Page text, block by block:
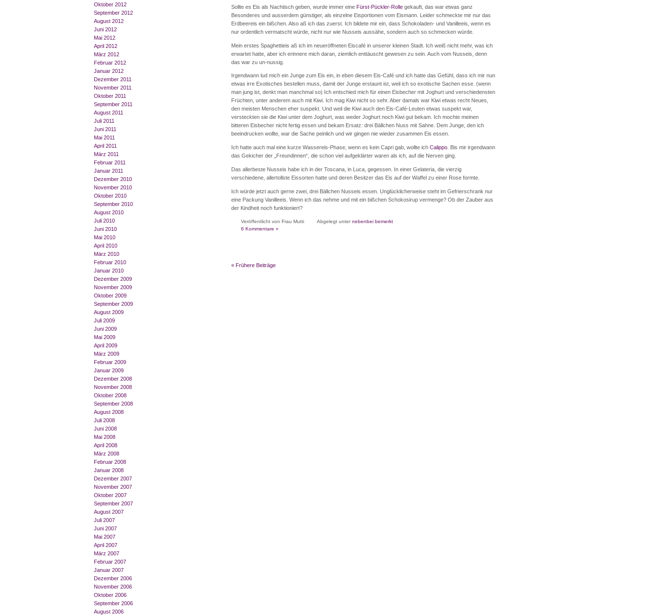
Oktober 2012
September 2012
August 2012
Juni 2012
Mai 2012
April 2012
März 2012
Februar 2012
Januar 2012
Dezember 2011
November 2011
Oktober 2011
September 2011
August 2011
Juli 2011
Juni 2011
Mai 2011
April 2011
März 2011
Februar 2011
Januar 2011
Dezember 2010
November 2010
Oktober 2010
September 2010
August 2010
Juli 2010
Juni 2010
Mai 2010
April 2010
März 2010
Februar 2010
Januar 2010
Dezember 2009
November 2009
Oktober 2009
September 2009
August 2009
Juli 2009
Juni 2009
Mai 2009
April 2009
März 2009
Februar 2009
Januar 2009
Dezember 2008
November 2008
Oktober 2008
September 2008
August 2008
Juli 2008
Juni 2008
Mai 2008
April 2008
März 2008
Februar 2008
Januar 2008
Dezember 2007
November 2007
Oktober 2007
September 2007
August 2007
Juli 2007
Juni 2007
Mai 2007
April 2007
März 2007
Februar 2007
Januar 2007
Dezember 2006
November 2006
Oktober 2006
September 2006
August 2006
Sollte es Eis als Nachtisch geben, wurde immer eine Fürst-Pückler-Rollegekauft, das war etwas ganz
Besonderes und ausserdem günstiger, als einzelne Eisportionen vom Eismann. Leider schmeckte mir nur das
Erdbeereis ein bißchen. Also aß ich das zuerst. Ich bildete mir ein, dass Schokoladen- und Vanilleeis, wenn es
nur ordentlich vermatscht würde, nicht nur wie Nusseis aussähe, sondern auch so schmecken würde.
Mein erstes Spaghettieis aß ich im neueröffneten Eiscafé in unserer kleinen Stadt. Ich weiß nicht mehr, was ich
erwartet hatte, aber ich erinnere mich daran, ziemlich enttäuscht gewesen zu sein. Auch vom Nusseis, denn
das war zu un-nussig.
Irgendwann lud mich ein Junge zum Eis ein, in eben diesem Eis-Café und ich hatte das Gefühl, dass ich mir nun
etwas irre Exotisches bestellen muss, damit der Junge erstaunt ist, weil ich so exotische Sachen esse. (wenn
man jung ist, denkt man manchmal so) Ich entschied mich für einen Eisbecher mit Joghurt und verschiedensten
Früchten, unter anderem auch mit Kiwi. Ich mag Kiwi nicht so sehr. Aber damals war Kiwi etwas recht Neues,
den meisten Menschen eher suspekt. Und weil die Kiwi auch den Eis-Café-Leuten etwas suspekt war,
versteckten sie die Kiwi unter dem Joghurt, was weder Joghurt noch Kiwi gut bekam. Ich mochte meinen
bitteren Eisbecher nicht fertig essen und bekam Ersatz: drei Bällchen Nuss mit Sahne. Dem Junge, den ich
beeindrucken wollte, war die Sache peinlich und wir gingen nie wieder zusammen Eis essen.
Ich hatte auch mal eine kurze Wassereis-Phase, wenn es kein Capri gab, wollte ich Calippo. Bis mir irgendwann
das Gekicher der „Freundinnen“, die schon viel aufgeklärter waren als ich, auf die Nerven ging.
Das allerbeste Nusseis habe ich in der Toscana, in Luca, gegessen. In einer Gelateria, die vierzig
verschiedene, allertollste Eissorten hatte und deren Besitzer das Eis auf der Waffel zu einer Rose formte.
Ich würde jetzt auch gerne zwei, drei Bällchen Nusseis essen. Unglücklicherweise steht im Gefrierschrank nur
eine Packung Vanilleeis. Wenn ich das nehme und mit ein bißchen Schokosirup vermenge? Ob der Zauber aus
der Kindheit noch funktioniert?
Veröffentlicht von Frau Mutti Abgelegt unternebenbei bemerkt
6 Kommentare »
« Frühere Beiträge